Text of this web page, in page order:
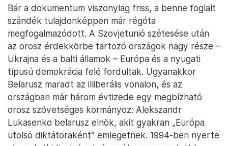
Bár a dokumentum viszonylag friss, a benne foglalt
szándék tulajdonképpen már régóta
megfogalmazódott. A Szovjetunió szétesése után
az orosz érdekkörbe tartozó országok nagy része –
Ukrajna és a balti államok – Európa és a nyugati
típusú demokrácia felé fordultak. Ugyanakkor
Belarusz maradt az illiberális vonalon, és az
országban már három évtizede egy megbízható
orosz szövetséges kormányoz: Alekszandr
Lukasenko belarusz elnök, akit gyakran „Európa
utolsó diktátoraként” emlegetnek. 1994-ben nyerte